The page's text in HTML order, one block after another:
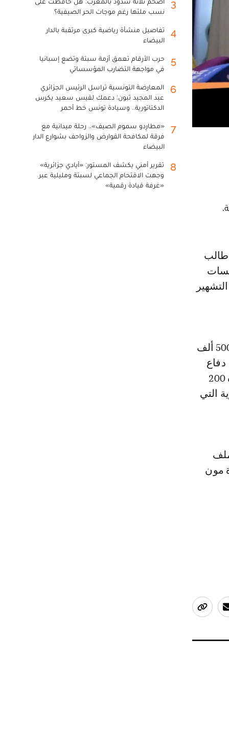
وملتمسات
وفي الدعوة المدنية التابعة، طالب المحامي بتعويض مادي للفنانة قيمته 500 ألف
المركز المغربي لحقوق الإنسان المشتكي في الملف أيضا، بتعويض قدره 200
التي
مون
3
نسب ملئها رغم موجات الحر الصيفية؟
4
تفاصيل منشأة رياضية كبرى مرتقبة بالدار
البيضاء
5
حرب الأرقام تعمق أزمة سبتة وتضع إسبانيا
في مواجهة التضارب المؤسساتي
6
المعارضة التونسية تراسل الرئيس الجزائري
عبد المجيد تبون: دعمك لقيس سعيد يكرس
الدكتاتورية.. وسيادة تونس خط أحمر
7
«مطارِدو سموم الصيف».. رحلة ميدانية مع
فرقة لمكافحة القوارض والزواحف بشوارع الدار
البيضاء
8
تقرير أمني يكشف المستور: «أيادي جزائرية»
وجهت الاقتحام الجماعي لسبتة ومليلية عبر
«غرفة قيادة رقمية»